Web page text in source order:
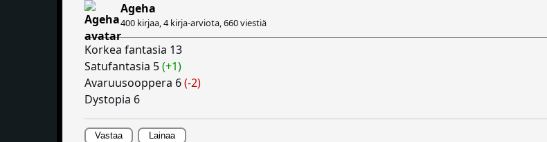
Ageha
400 kirjaa, 4 kirja-arviota,660 viestiä
Korkea fantasia 13
Satufantasia 5(+1)
Avaruusooppera 6(-2)
Dystopia 6
Vastaa Lainaa